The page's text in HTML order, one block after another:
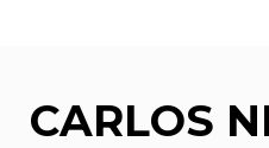
CARLOS